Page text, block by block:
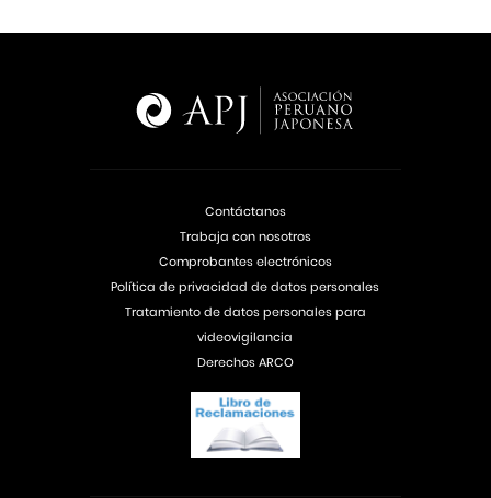
Contáctanos
Trabaja con nosotros
Comprobantes electrónicos
Política de privacidad de datos personales
Tratamiento de datos personales para
videovigilancia
Derechos ARCO